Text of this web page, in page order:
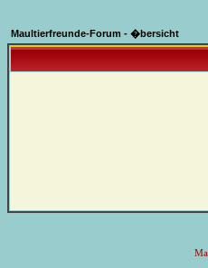
Maultierfreunde-Forum - �bersicht